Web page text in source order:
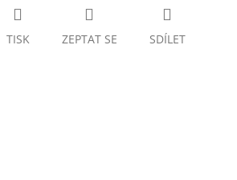
TISK ZEPTAT SE SDÍLET